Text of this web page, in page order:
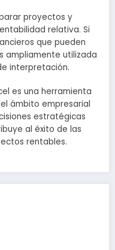
proyectos y
relativa. Si
que pueden
ampliamente utilizada
interpretación.
es una herramienta
ámbito empresarial
estratégicas
al éxito de las
rentables.